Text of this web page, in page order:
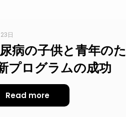
日
病の子供と青年のた
プログラムの成功
Read more